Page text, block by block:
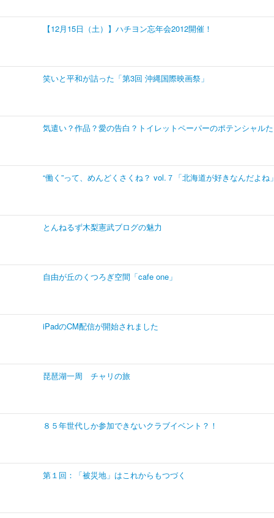
【12月15日（土）】ハチヨン忘年会2012開催！
笑いと平和が詰った「第3回 沖縄国際映画祭」
気遣い？作品？愛の告白？トイレットペーパーのポテンシャル
“働く”って、めんどくさくね？ vol.７「北海道が好きなんだよね
とんねるず木梨憲武ブログの魅力
自由が丘のくつろぎ空間「cafe one」
iPadのCM配信が開始されました
琵琶湖一周 チャリの旅
８５年世代しか参加できないクラブイベント？！
第１回：「被災地」はこれからもつづく